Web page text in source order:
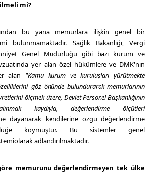
mi?
bu yana memurlara ilişkin genel bir
bulunmamaktadır. Sağlık Bakanlığı, Vergi
Genel Müdürlüğü gibi bazı kurum ve
yer alan özel hükümlere ve DMK'nin
alan "Kamu kurum ve kuruluşları yürütmekte
göz önünde bulundurarak memurlarının
ölçmek üzere, Devlet Personel Başkanlığının
kaydıyla, değerlendirme ölçütleri
dayanarak kendilerine özgü değerlendirme
koymuştur. Bu sistemler genel
olarak adlandırılmaktadır.
memurunu değerlendirmeyen tek ülke